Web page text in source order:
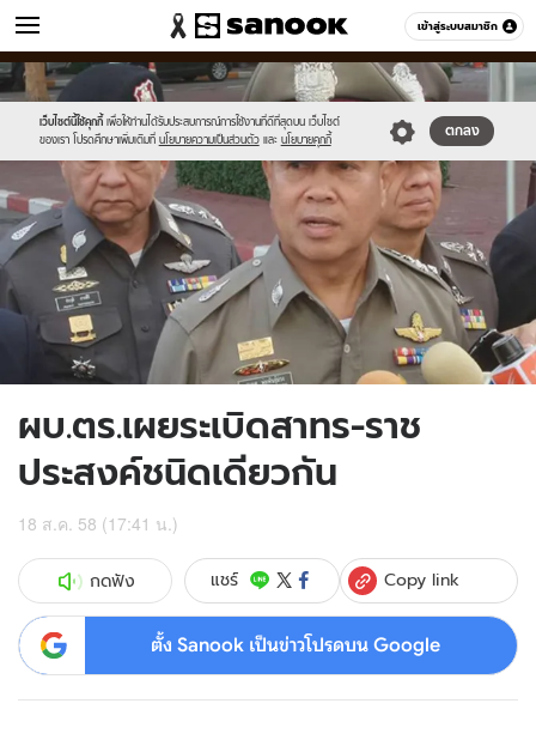
เข้าสู่ระบบสมาชิก
ข่าว หมวดอื่นๆ
เว็บไซต์นี้ใช้คุกกี้ เพื่อให้ท่านได้รับประสบการณ์การใช้งานที่ดีที่สุดบน เว็บไซต์
ของเรา โปรดศึกษาเพิ่มเติมที่ นโยบายความเป็นส่วนตัว และ นโยบายคุกกี้
ตกลง
Sanook
//s.isanook.com/sr/0/images/logo-
new-
sanook.png
600
60
//s.isanook.com/ns/0/ud/369/1849842/639906-
01.jpg
ผบ.ตร.เผยระเบิดสาทร-ราช
ประสงค์ชนิดเดียวกัน
18 ส.ค. 58 (17:41 น.)
กดฟัง แชร์ Copy link
ตั้ง Sanook เป็นข่าวโปรดบน Google